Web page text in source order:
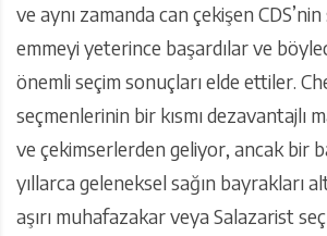
ve aynı zamanda can çekişen
emmeyi yeterince başardılar ve
önemli seçim sonuçları elde ettiler.
seçmenlerinin bir kısmı dezavantajlı
ve çekimserlerden geliyor, ancak bir
yıllarca geleneksel sağın bayrakları
aşırı muhafazakar veya Salazarist